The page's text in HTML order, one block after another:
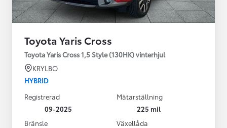
Toyota Yaris Cross
Toyota Yaris Cross 1,5 Style (130HK) vinterhjul
KRYLBO
HYBRID
Registrerad
09-2025
Mätarställning
225 mil
Bränsle
Växellåda